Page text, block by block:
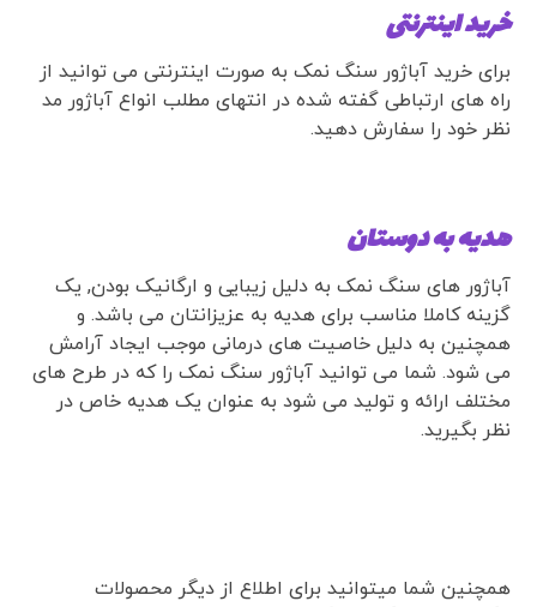
خرید اینترنتی
برای خرید آباژور سنگ نمک به صورت اینترنتی می توانید از
راه های ارتباطی گفته شده در انتهای مطلب انواع آباژور مد
نظر خود را سفارش دهید.
هدیه به دوستان
آباژور های سنگ نمک به دلیل زیبایی و ارگانیک بودن, یک
گزینه کاملا مناسب برای هدیه به عزیزانتان می باشد. و
همچنین به دلیل خاصیت های درمانی موجب ایجاد آرامش
می شود. شما می توانید آباژور سنگ نمک را که در طرح های
مختلف ارائه و تولید می شود به عنوان یک هدیه خاص در
نظر بگیرید.
همچنین شما میتوانید برای اطلاع از دیگر محصولات